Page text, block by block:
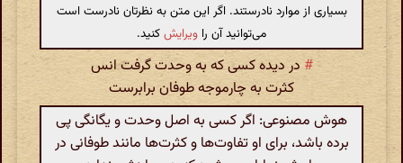
بسیاری از موارد نادرستند. اگر این متن به نظرتان نادرست است
می‌توانید آن را ویرایشکنید.
# در دیده کسی که به وحدت گرفت انس
کثرت به چارموجه طوفان برابرست
هوش مصنوعی: اگر کسی به اصل وحدت و یگانگی پی
برده باشد، برای او تفاوت‌ها و کثرت‌ها مانند طوفانی در